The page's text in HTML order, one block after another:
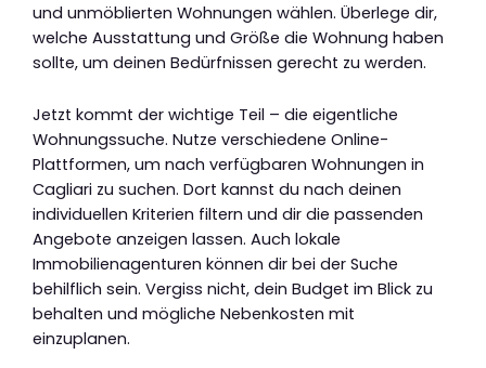
und unmöblierten Wohnungen wählen. Überlege dir,
welche Ausstattung und Größe die Wohnung haben
sollte, um deinen Bedürfnissen gerecht zu werden.
Jetzt kommt der wichtige Teil – die eigentliche
Wohnungssuche. Nutze verschiedene Online-
Plattformen, um nach verfügbaren Wohnungen in
Cagliari zu suchen. Dort kannst du nach deinen
individuellen Kriterien filtern und dir die passenden
Angebote anzeigen lassen. Auch lokale
Immobilienagenturen können dir bei der Suche
behilflich sein. Vergiss nicht, dein Budget im Blick zu
behalten und mögliche Nebenkosten mit
einzuplanen.